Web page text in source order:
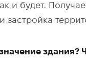
и будет.
застройка
здания?